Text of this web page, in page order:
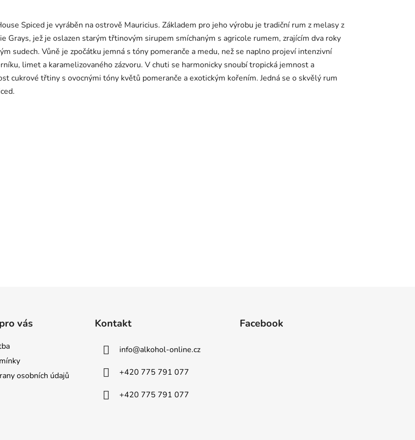
Spiced je vyráběn na ostrově Mauricius. Základem pro jeho výrobu je tradiční rum z melasy z
Grays, jež je oslazen starým třtinovým sirupem smíchaným s agricole rumem, zrajícím dva roky
sudech. Vůně je zpočátku jemná s tóny pomeranče a medu, než se naplno projeví intenzivní
limet a karamelizovaného zázvoru. V chuti se harmonicky snoubí tropická jemnost a
cukrové třtiny s ovocnými tóny květů pomeranče a exotickým kořením. Jedná se o skvělý rum
vás
osobních údajů
Kontakt
info@alkohol-online.cz
+420 775 791 077
+420 775 791 077
Facebook